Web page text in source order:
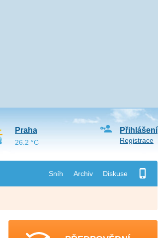
Sníh Archiv Diskuse
Přihlášení
Registrace
Praha
26.2 °C